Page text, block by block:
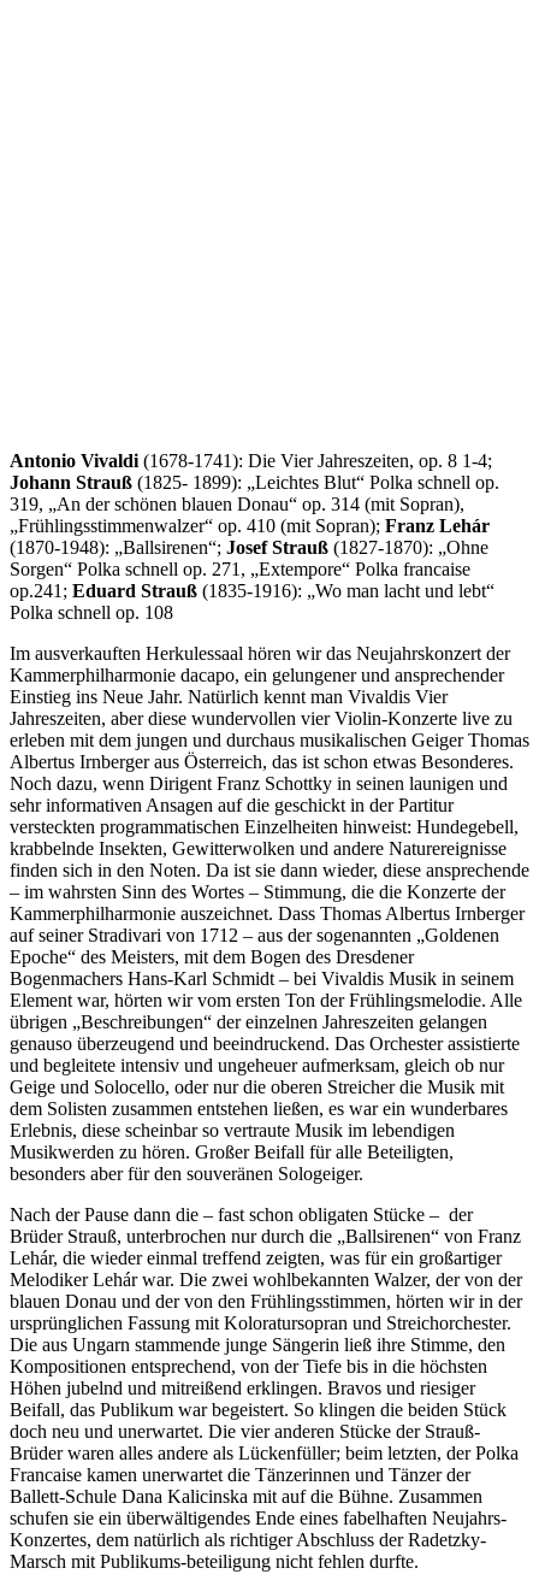
Antonio Vivaldi (1678-1741): Die Vier Jahreszeiten, op. 8 1-4;
Johann Strauß (1825- 1899): „Leichtes Blut“ Polka schnell op.
319, „An der schönen blauen Donau“ op. 314 (mit Sopran),
„Frühlingsstimmenwalzer“ op. 410 (mit Sopran); Franz Lehár
(1870-1948): „Ballsirenen“; Josef Strauß (1827-1870): „Ohne
Sorgen“ Polka schnell op. 271, „Extempore“ Polka francaise
op.241; Eduard Strauß (1835-1916): „Wo man lacht und lebt“
Polka schnell op. 108
Im ausverkauften Herkulessaal hören wir das Neujahrskonzert der
Kammerphilharmonie dacapo, ein gelungener und ansprechender
Einstieg ins Neue Jahr. Natürlich kennt man Vivaldis Vier
Jahreszeiten, aber diese wundervollen vier Violin-Konzerte live zu
erleben mit dem jungen und durchaus musikalischen Geiger Thomas
Albertus Irnberger aus Österreich, das ist schon etwas Besonderes.
Noch dazu, wenn Dirigent Franz Schottky in seinen launigen und
sehr informativen Ansagen auf die geschickt in der Partitur
versteckten programmatischen Einzelheiten hinweist: Hundegebell,
krabbelnde Insekten, Gewitterwolken und andere Naturereignisse
finden sich in den Noten. Da ist sie dann wieder, diese ansprechende
– im wahrsten Sinn des Wortes – Stimmung, die die Konzerte der
Kammerphilharmonie auszeichnet. Dass Thomas Albertus Irnberger
auf seiner Stradivari von 1712 – aus der sogenannten „Goldenen
Epoche“ des Meisters, mit dem Bogen des Dresdener
Bogenmachers Hans-Karl Schmidt – bei Vivaldis Musik in seinem
Element war, hörten wir vom ersten Ton der Frühlingsmelodie. Alle
übrigen „Beschreibungen“ der einzelnen Jahreszeiten gelangen
genauso überzeugend und beeindruckend. Das Orchester assistierte
und begleitete intensiv und ungeheuer aufmerksam, gleich ob nur
Geige und Solocello, oder nur die oberen Streicher die Musik mit
dem Solisten zusammen entstehen ließen, es war ein wunderbares
Erlebnis, diese scheinbar so vertraute Musik im lebendigen
Musikwerden zu hören. Großer Beifall für alle Beteiligten,
besonders aber für den souveränen Sologeiger.
Nach der Pause dann die – fast schon obligaten Stücke – der
Brüder Strauß, unterbrochen nur durch die „Ballsirenen“ von Franz
Lehár, die wieder einmal treffend zeigten, was für ein großartiger
Melodiker Lehár war. Die zwei wohlbekannten Walzer, der von der
blauen Donau und der von den Frühlingsstimmen, hörten wir in der
ursprünglichen Fassung mit Koloratursopran und Streichorchester.
Die aus Ungarn stammende junge Sängerin ließ ihre Stimme, den
Kompositionen entsprechend, von der Tiefe bis in die höchsten
Höhen jubelnd und mitreißend erklingen. Bravos und riesiger
Beifall, das Publikum war begeistert. So klingen die beiden Stück
doch neu und unerwartet. Die vier anderen Stücke der Strauß-
Brüder waren alles andere als Lückenfüller; beim letzten, der Polka
Francaise kamen unerwartet die Tänzerinnen und Tänzer der
Ballett-Schule Dana Kalicinska mit auf die Bühne. Zusammen
schufen sie ein überwältigendes Ende eines fabelhaften Neujahrs-
Konzertes, dem natürlich als richtiger Abschluss der Radetzky-
Marsch mit Publikums-beteiligung nicht fehlen durfte.